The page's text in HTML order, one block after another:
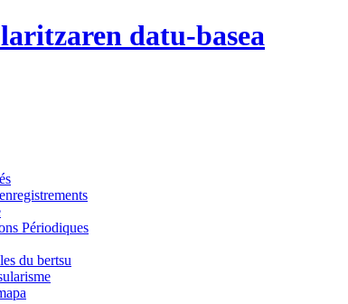
datu-basea
Périodiques
du bertsu